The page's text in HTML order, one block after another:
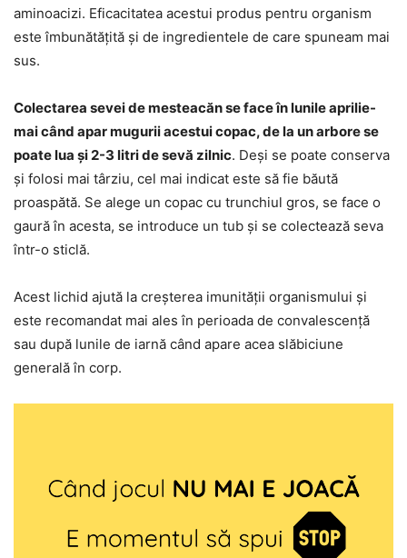
aminoacizi. Eficacitatea acestui produs pentru organism
este îmbunătățită și de ingredientele de care spuneam mai
sus.
Colectarea sevei de mesteacăn se face în lunile aprilie-
mai când apar mugurii acestui copac, de la un arbore se
poate lua și 2-3 litri de sevă zilnic. Deși se poate conserva
și folosi mai târziu, cel mai indicat este să fie băută
proaspătă. Se alege un copac cu trunchiul gros, se face o
gaură în acesta, se introduce un tub și se colectează seva
într-o sticlă.
Acest lichid ajută la creșterea imunității organismului și
este recomandat mai ales în perioada de convalescență
sau după lunile de iarnă când apare acea slăbiciune
generală în corp.